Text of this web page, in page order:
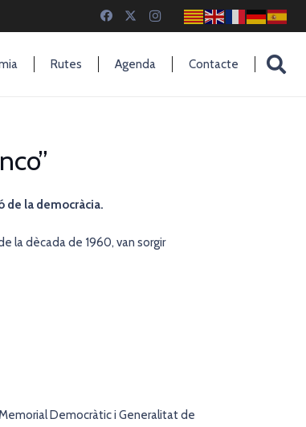
Rutes Agenda Contacte
de la democràcia.
la dècada de 1960, van sorgir
Democràtic i Generalitat de